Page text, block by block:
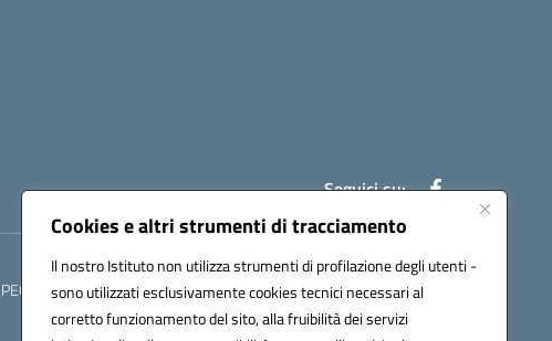
Cookies e altri strumenti di tracciamento
Il nostro Istituto non utilizza strumenti di profilazione degli utenti -
sono utilizzati esclusivamente cookies tecnici necessari al
corretto funzionamento del sito, alla fruibilità dei servizi
Seguici su:
rcic841003@pec.istruzione.it